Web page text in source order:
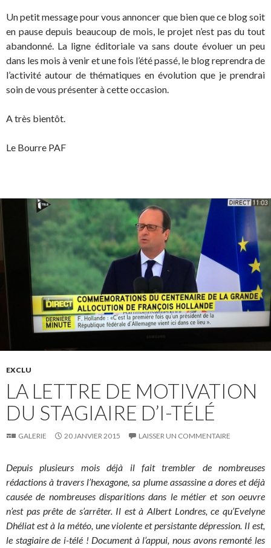
Un petit message pour vous annoncer que bien que ce blog soit
en pause depuis beaucoup de mois, le projet n’est pas du tout
abandonné. La ligne éditoriale va sans doute évoluer un peu
dans les mois à venir et une fois l’été passé, le blog reprendra de
l’activité autour de thématiques en évolution que je prendrai
soin de vous présenter à cette occasion.
A très bientôt.
Le Bourre PAF
EXCLU
LA LETTRE DE MOTIVATION
DU STAGIAIRE D’I-TÉLÉ
GALERIE 20 JANVIER 2015 LAISSER UN COMMENTAIRE
Depuis plusieurs mois déjà il fait trembler de nombreuses
rédactions à travers l’hexagone, sa plume assassine a dores et déjà
causée de nombreuses disparitions dans le métier et son oeuvre
n’est pas prête de s’arrêter. Il est à Albert Londres, ce qu’Evelyne
Dhéliat est à la météo, une violente et persistante dépression. Il est,
le stagiaire de i-télé ! Document à l’appui, nous avons remonté les